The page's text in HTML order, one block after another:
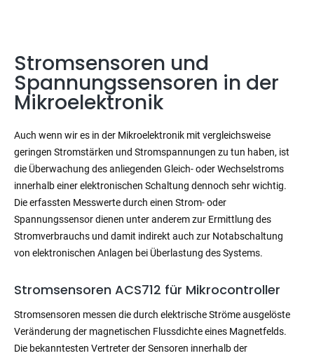
Stromsensoren und
Spannungssensoren in der
Mikroelektronik
Auch wenn wir es in der Mikroelektronik mit vergleichsweise
geringen Stromstärken und Stromspannungen zu tun haben, ist
die Überwachung des anliegenden Gleich- oder Wechselstroms
innerhalb einer elektronischen Schaltung dennoch sehr wichtig.
Die erfassten Messwerte durch einen Strom- oder
Spannungssensor dienen unter anderem zur Ermittlung des
Stromverbrauchs und damit indirekt auch zur Notabschaltung
von elektronischen Anlagen bei Überlastung des Systems.
Stromsensoren ACS712 für Mikrocontroller
Stromsensoren messen die durch elektrische Ströme ausgelöste
Veränderung der magnetischen Flussdichte eines Magnetfelds.
Die bekanntesten Vertreter der Sensoren innerhalb der